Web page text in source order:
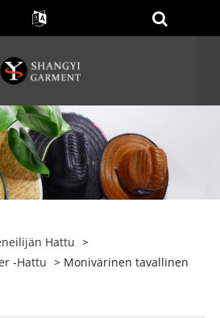
Hattu >
-hattu > Monivärinen tavallinen